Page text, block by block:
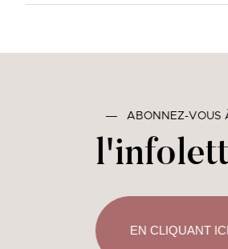
― ABONNEZ-VOUS
EN CLIQUANT ICI